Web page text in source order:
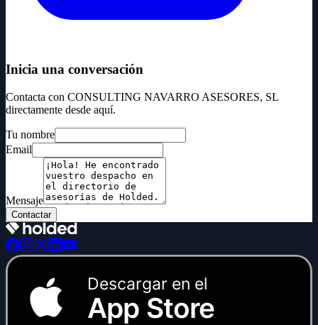
Inicia una conversación
Contacta con CONSULTING NAVARRO ASESORES, SL
directamente desde aquí.
Tu nombre
Email
Mensaje
Contactar
Descargar en el
App Store